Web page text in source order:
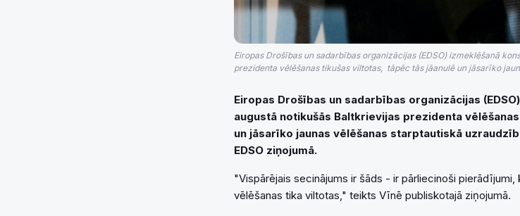
Eiropas Drošības un sadarbības organizācijas (EDSO) izmeklēšanā
prezidenta vēlēšanas tikušas viltotas, tāpēc tās jāanulē un jāsarīko
Eiropas Drošības un sadarbības organizācijas
augustā notikušās Baltkrievijas prezidenta
un jāsarīko jaunas vēlēšanas starptautiskā
EDSO ziņojumā.
"Vispārējais secinājums ir šāds - ir pārliecinoši
vēlēšanas tika viltotas," teikts Vīnē publiskotajā ziņojumā.